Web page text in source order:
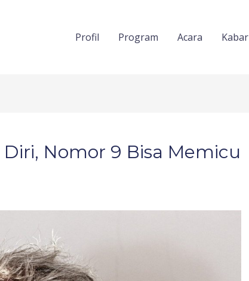
Profil Program Acara Kabar
Nomor 9 Bisa Memicu